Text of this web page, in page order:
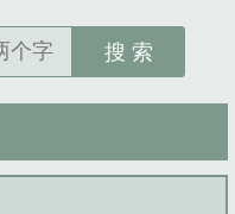
搜 索